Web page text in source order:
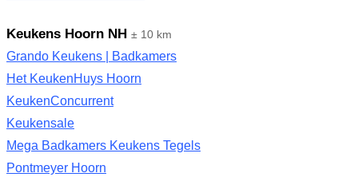
Keukens Hoorn NH ± 10 km
Grando Keukens | Badkamers
Het KeukenHuys Hoorn
KeukenConcurrent
Keukensale
Mega Badkamers Keukens Tegels
Pontmeyer Hoorn